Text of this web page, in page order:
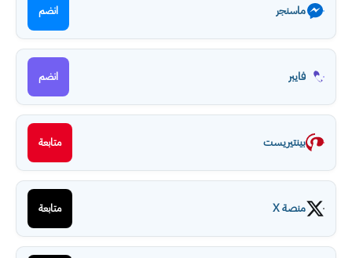
ماسنجر انضم
فايبر انضم
بينتيريست متابعة
منصة X متابعة